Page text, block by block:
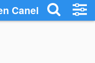
Canelones